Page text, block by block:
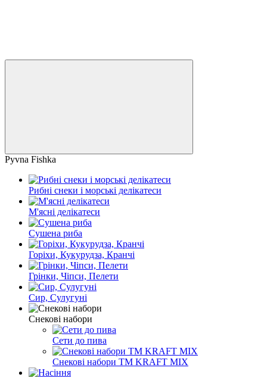
Pyvna Fishka
Рибні снеки і морські делікатеси
М'ясні делікатеси
Сушена риба
Горіхи, Кукурудза, Кранчі
Грінки, Чіпси, Пелети
Сир, Сулугуні
Снекові набори
Сети до пива
Снекові набори ТМ KRAFT MIX